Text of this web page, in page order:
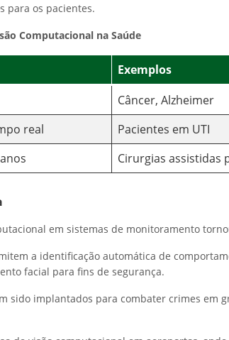
para os pacientes.
Computacional na Saúde
Exemplos
Câncer, Alzheimer
real
Pacientes em UTI
Cirurgias assistidas
em sistemas de monitoramento
a identificação automática de
facial para fins de segurança.
sido implantados para combater crimes em